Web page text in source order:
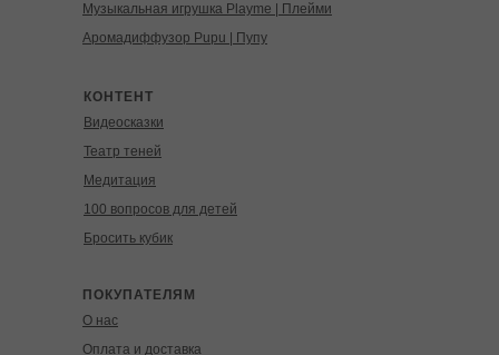
Музыкальная игрушка Playme | Плейми
Аромадиффузор Pupu | Пупу
КОНТЕНТ
Видеосказки
Театр теней
Медитация
100 вопросов для детей
Бросить кубик
ПОКУПАТЕЛЯМ
О нас
Оплата и доставка